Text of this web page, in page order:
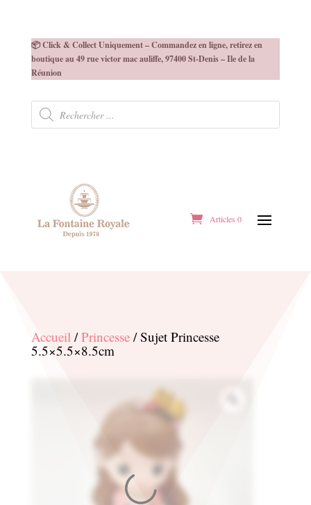
📦 Click & Collect Uniquement – Commandez en ligne, retirez en
boutique au 49 rue victor mac auliffe, 97400 St-Denis – Ile de la
Réunion
Recherche
produits
Articles 0
Accueil/Princesse/ Sujet Princesse
5.5×5.5×8.5cm